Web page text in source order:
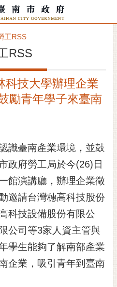
工RSS
RSS
科技大學辦理企業
勵青年學子來臺南
識臺南產業環境，並鼓
政府勞工局於今(26)日
館演講廳，辦理企業徵
邀請台灣穗高科技股份
科技設備股份有限公
公司等3家人資主管與
學生能夠了解南部產業
企業，吸引青年到臺南